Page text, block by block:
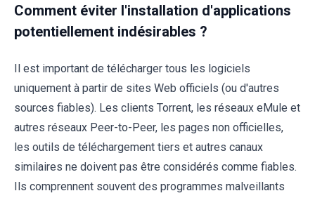
Comment éviter l'installation d'applications
potentiellement indésirables ?
Il est important de télécharger tous les logiciels
uniquement à partir de sites Web officiels (ou d'autres
sources fiables). Les clients Torrent, les réseaux eMule et
autres réseaux Peer-to-Peer, les pages non officielles,
les outils de téléchargement tiers et autres canaux
similaires ne doivent pas être considérés comme fiables.
Ils comprennent souvent des programmes malveillants